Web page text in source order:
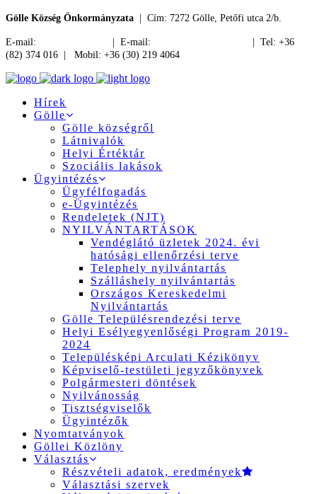
Gölle Község Önkormányzata | Cím: 7272 Gölle, Petőfi utca 2/b.
E-mail: | E-mail:
| Tel: +36
(82) 374 016 | Mobil: +36 (30) 219 4064
Hírek
Gölle
Gölle községről
Látnivalók
Helyi Értéktár
Szociális lakások
Ügyintézés
Ügyfélfogadás
e-Ügyintézés
Rendeletek (NJT)
NYILVÁNTARTÁSOK
Vendéglátó üzletek 2024. évi
hatósági ellenőrzési terve
Telephely nyilvántartás
Szálláshely nyilvántartás
Országos Kereskedelmi
Nyilvántartás
Gölle Településrendezési terve
Helyi Esélyegyenlőségi Program 2019-
2024
Településképi Arculati Kézikönyv
Képviselő-testületi jegyzőkönyvek
Polgármesteri döntések
Nyilvánosság
Tisztségviselők
Ügyintézők
Nyomtatványok
Göllei Közlöny
Választás
Részvételi adatok, eredmények
Választási szervek